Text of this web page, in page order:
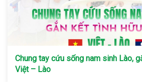
Chung tay cứu sống nam sinh Lào,
Việt – Lào